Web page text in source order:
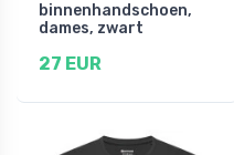
binnenhandschoen,
dames, zwart
27 EUR